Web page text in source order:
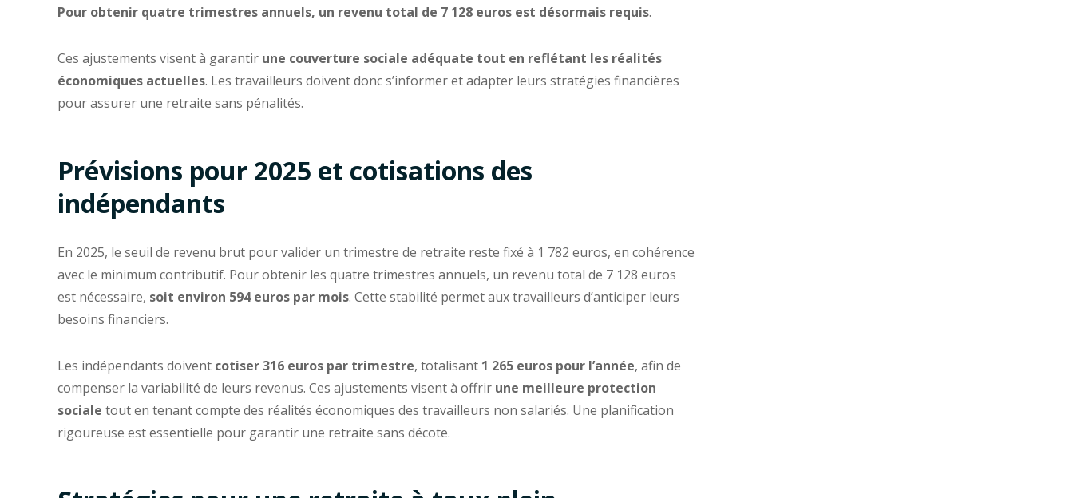
Pour obtenir quatre trimestres annuels, un revenu total de 7 128 euros est désormais requis.
Ces ajustements visent à garantir une couverture sociale adéquate tout en reflétant les réalités
économiques actuelles. Les travailleurs doivent donc s’informer et adapter leurs stratégies financières
pour assurer une retraite sans pénalités.
Prévisions pour 2025 et cotisations des
indépendants
En 2025, le seuil de revenu brut pour valider un trimestre de retraite reste fixé à 1 782 euros, en cohérence
avec le minimum contributif. Pour obtenir les quatre trimestres annuels, un revenu total de 7 128 euros
est nécessaire, soit environ 594 euros par mois. Cette stabilité permet aux travailleurs d’anticiper leurs
besoins financiers.
Les indépendants doivent cotiser 316 euros par trimestre, totalisant 1 265 euros pour l’année, afin de
compenser la variabilité de leurs revenus. Ces ajustements visent à offrir une meilleure protection
sociale tout en tenant compte des réalités économiques des travailleurs non salariés. Une planification
rigoureuse est essentielle pour garantir une retraite sans décote.